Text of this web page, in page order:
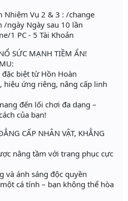
Nhiệm Vụ 2 & 3 : /change
/ngày Ngày sau 10 lần
1 PC - 5 Tài Khoản
SỨC MẠNH TIỀM ẨN!
biệt từ Hồn Hoàn
hiệu ứng riêng, nâng cấp linh
đến lối chơi đa dạng –
của bạn!
CẤP NHÂN VẬT, KHẲNG
nâng tầm với trang phục cực
và ánh sáng độc quyền
cá tính – bạn không thể hòa